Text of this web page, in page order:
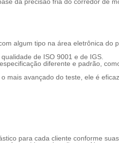
algum tipo na área eletrônica do
de ISO 9001 e de IGS.
diferente e padrão,
mais avançado do teste, ele é
para cada cliente conforme